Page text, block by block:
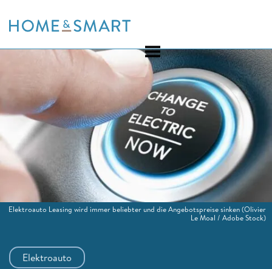
to
Elektroauto
Elektroauto Leasing wird immer beliebter und die Angebotspreise sinken(Olivier
Le Moal / Adobe Stock)